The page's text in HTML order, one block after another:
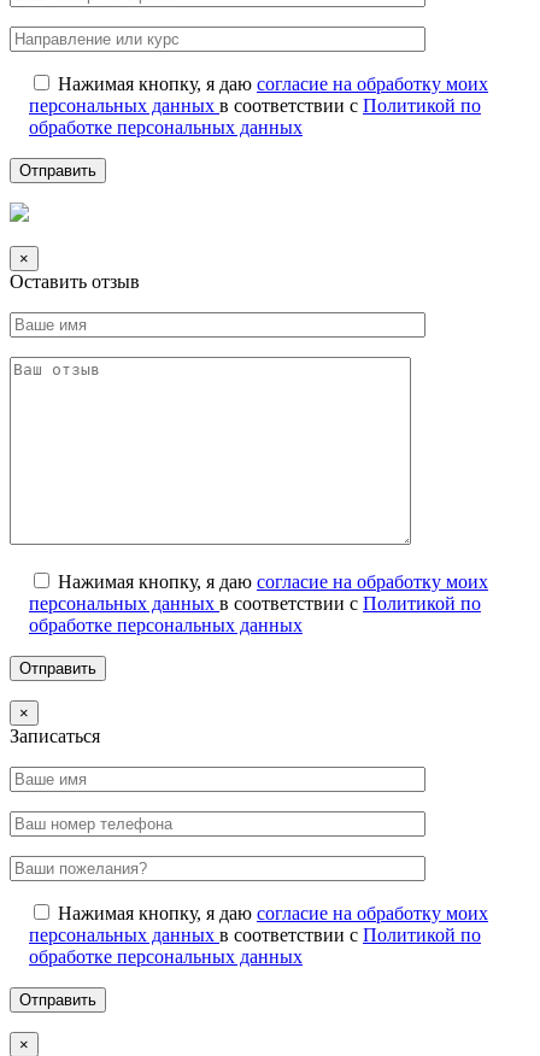
Нажимая кнопку, я даю согласие на обработку моих
персональных данных в соответствии с Политикой по
обработке персональных данных
×
Оставить отзыв
Нажимая кнопку, я даю согласие на обработку моих
персональных данных в соответствии с Политикой по
обработке персональных данных
×
Записаться
Нажимая кнопку, я даю согласие на обработку моих
персональных данных в соответствии с Политикой по
обработке персональных данных
×